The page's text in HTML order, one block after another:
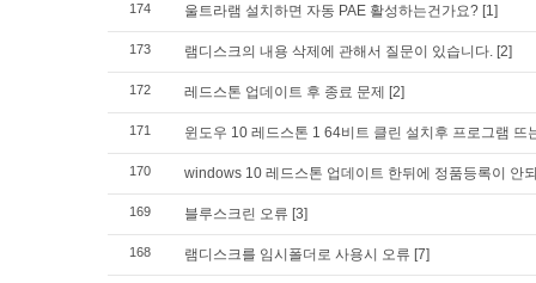
174 울트라램 설치하면 자동 PAE 활성하는건가요? [1]
173 램디스크의 내용 삭제에 관해서 질문이 있습니다. [2]
172 레드스톤 업데이트 후 종료 문제 [2]
171 윈도우 10 레드스톤 1 64비트 클린 설치후 프로그램 뜨
170 windows 10 레드스톤 업데이트 한뒤에 정품등록이 안
169 블루스크린 오류 [3]
168 램디스크를 임시폴더로 사용시 오류 [7]